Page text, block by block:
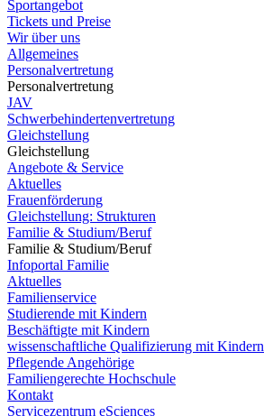
Sportangebot
Tickets und Preise
Wir über uns
Allgemeines
Personalvertretung
Personalvertretung
JAV
Schwerbehindertenvertretung
Gleichstellung
Gleichstellung
Angebote & Service
Aktuelles
Frauenförderung
Gleichstellung: Strukturen
Familie & Studium/Beruf
Familie & Studium/Beruf
Infoportal Familie
Aktuelles
Familienservice
Studierende mit Kindern
Beschäftigte mit Kindern
wissenschaftliche Qualifizierung mit Kindern
Pflegende Angehörige
Familiengerechte Hochschule
Kontakt
Servicezentrum eSciences